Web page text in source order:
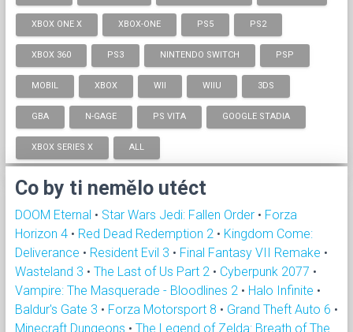
XBOX ONE X XBOX-ONE PS5 PS2
XBOX 360 PS3 NINTENDO SWITCH PSP
MOBIL XBOX WII WIIU 3DS
GBA N-GAGE PS VITA GOOGLE STADIA
XBOX SERIES X ALL
Co by ti nemělo utéct
DOOM Eternal • Star Wars Jedi: Fallen Order • Forza
Horizon 4 • Red Dead Redemption 2 • Kingdom Come:
Deliverance • Resident Evil 3 • Final Fantasy VII Remake •
Wasteland 3 • The Last of Us Part 2 • Cyberpunk 2077 •
Vampire: The Masquerade - Bloodlines 2 • Halo Infinite •
Baldur's Gate 3 • Forza Motorsport 8 • Grand Theft Auto 6 •
Minecraft Dungeons • The Legend of Zelda: Breath of The